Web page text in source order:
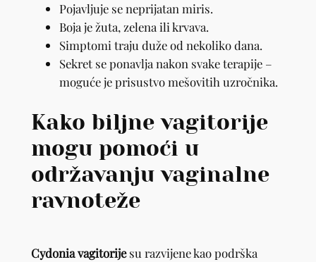
Pojavljuje se neprijatan miris.
Boja je žuta, zelena ili krvava.
Simptomi traju duže od nekoliko dana.
Sekret se ponavlja nakon svake terapije –
moguće je prisustvo mešovitih uzročnika.
Kako biljne vagitorije
mogu pomoći u
održavanju vaginalne
ravnoteže
Cydonia vagitorijesu razvijene kao podrška